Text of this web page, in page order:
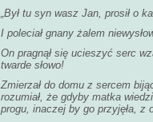
„Był tu syn wasz Jan, prosił o
I poleciał gnany żalem
On pragnął się ucieszyć serc
twarde słowo!
Zmierzał do domu z sercem
rozumiał, że gdyby matka
progu, inaczej by go przyjęła, z